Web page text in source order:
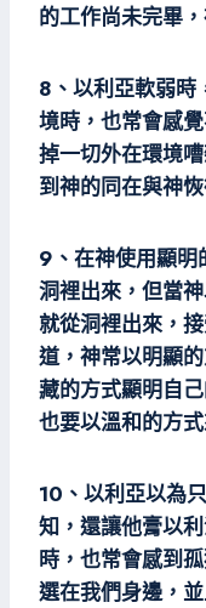
的工作尚未完畢
8、以利亞軟弱時
境時，也常會感
掉一切外在環境
到神的同在與神
9、在神使用顯明
洞裡出來，但當
就從洞裡出來，
道，神常以明顯
藏的方式顯明自
也要以溫和的方
10、以利亞以為
知，還讓他膏以
時，也常會感到
選在我們身邊，